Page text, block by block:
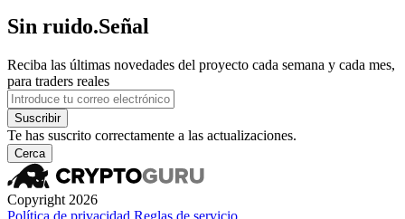
Sin ruido.Señal
Reciba las últimas novedades del proyecto cada semana y cada mes,
para traders reales
Suscribir
Te has suscrito correctamente a las actualizaciones.
Cerca
Copyright 2026
Política de privacidad Reglas de servicio